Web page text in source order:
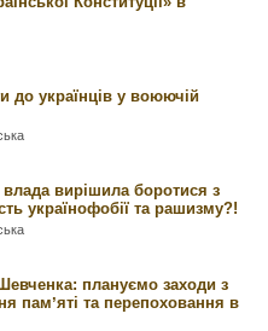
до українців у воюючій
вирішила боротися з
українофобії та рашизму?!
плануємо заходи з
памʼяті та перепоховання в